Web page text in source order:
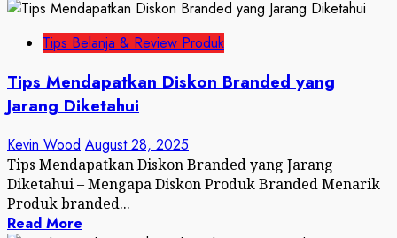
Tips Belanja & Review Produk
Tips Mendapatkan Diskon Branded yang
Jarang Diketahui
Kevin Wood August 28, 2025
Tips Mendapatkan Diskon Branded yang Jarang
Diketahui – Mengapa Diskon Produk Branded Menarik
Produk branded...
Read More